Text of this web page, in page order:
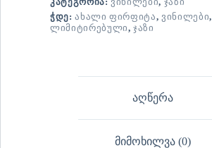
ᲭᲓᲔ:ᲐᲮᲐᲚᲘ ᲤᲘᲠᲤᲘᲢᲐ, ᲕᲘᲜᲘᲚᲔᲑᲘ,
ᲚᲘᲛᲘᲢᲘᲠᲔᲑᲣᲚᲘ,ᲯᲐᲖᲘ
აღწერა
მიმოხილვა (0)